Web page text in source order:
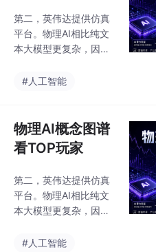
操作系统、
维可视化，实现自主监
测和即时调控。这种管
理模式不仅解决了传统
类角色升级为战略决策
成功实践
第二，英伟达提供仿真
平台。物理AI相比纯文
本大模型更复杂，因为
间、动作、传感器数据
论是城市、道路、工
厂、园区、水利、交
通，还是建筑空间，都
化、结构化，然后才能
被 AI 理解和调用。具身
智能是物理AI最直观的
看、能理解、能移动、
#人工智能
物理AI概念图谱
看TOP玩家
第二，英伟达提供仿真
平台。物理AI相比纯文
本大模型更复杂，因为
间、动作、传感器数据
#人工智能